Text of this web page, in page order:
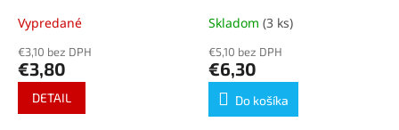
Vypredané
€3,10 bez DPH
€3,80
DETAIL
Skladom (3 ks)
€5,10 bez DPH
€6,30
Do košíka